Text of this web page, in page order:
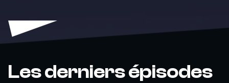
Les derniers épisodes